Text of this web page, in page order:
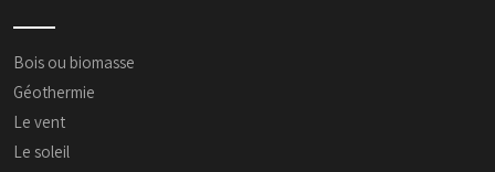
Bois ou biomasse
Géothermie
Le vent
Le soleil